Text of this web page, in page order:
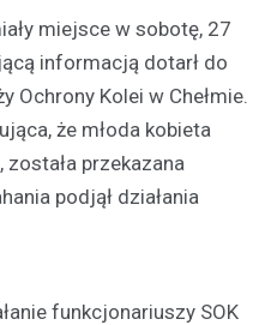
miejsce w sobotę, 27
informacją dotarł do
Ochrony Kolei w Chełmie.
że młoda kobieta
przekazana
podjął działania
funkcjonariuszy SOK